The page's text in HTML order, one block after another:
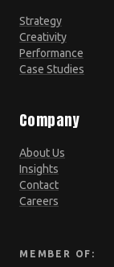
Strategy
Creativity
Performance
Case Studies
Company
About Us
Insights
Contact
Careers
MEMBER OF: